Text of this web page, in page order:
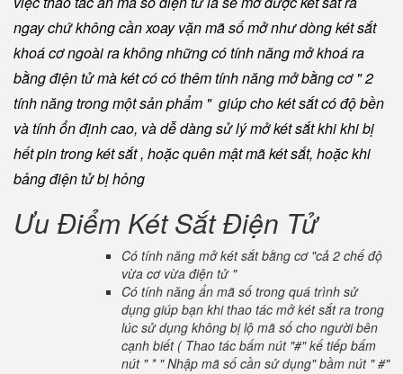
ngay chứ không cần xoay vặn mã số mở như dòng két sắt
khoá cơ ngoài ra không những có tính năng mở khoá ra
bằng điện tử mà két có có thêm tính năng mở bằng cơ " 2
tính năng trong một sản phẩm " giúp cho két sắt có độ bền
và tính ổn định cao, và dễ dàng sử lý mở két sắt khi khi bị
hết pin trong két sắt , hoặc quên mật mã két sắt, hoặc khi
bảng điện tử bị hỏng
Ưu Điểm Két Sắt Điện Tử
Có tính năng mở két sắt bằng cơ "cả 2 chế độ
vừa cơ vừa điện tử "
Có tính năng ẩn mã số trong quá trình sử
dụng giúp bạn khi thao tác mở két sắt ra trong
lúc sử dụng không bị lộ mã số cho người bên
cạnh biết ( Thao tác bấm nút "#" kế tiếp bấm
nút " * " Nhập mã số cần sử dụng" bầm nút " #"